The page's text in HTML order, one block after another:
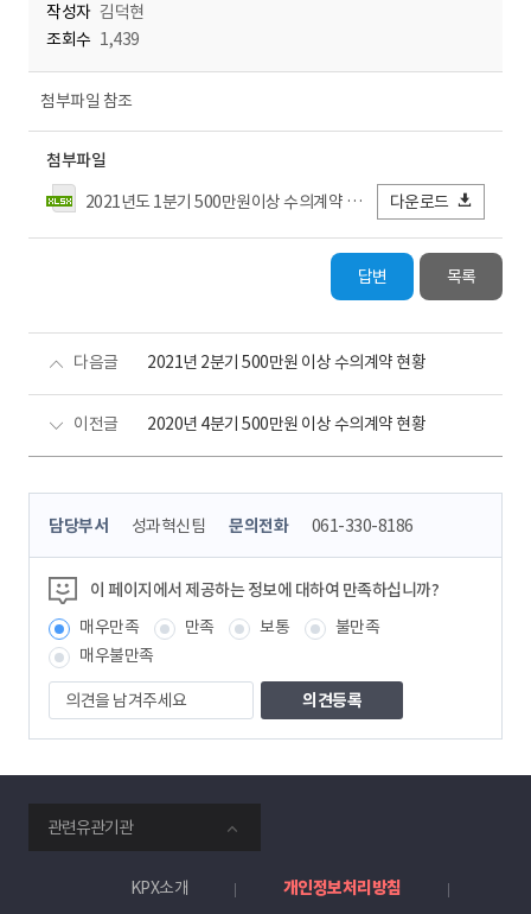
작성자 김덕현
조회수 1,439
첨부파일 참조
첨부파일
2021년도 1분기 500만원이상 수의계약 현황.xlsx
다운로드
답변 목록
다음글 2021년 2분기 500만원 이상 수의계약 현황
이전글 2020년 4분기 500만원 이상 수의계약 현황
콘
츠
정
보
책
임
자
담당부서 성과혁신팀 문의전화 061-330-8186
이 페이지에서 제공하는 정보에 대하여 만족하십니까?
매우만족
만족 보통
불만족
매우불만족
의
견
을
겨
주
세
요
관련유관기관
KPX소개
개인정보처리방침